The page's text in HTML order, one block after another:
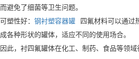
而避免了细菌等卫生问题。
可塑性好： 钢衬塑容器罐
四氟材料可以通过
成各种形状的罐体，适应不同的使用场合。
因此，衬四氟罐体在化工、制药、食品等领域